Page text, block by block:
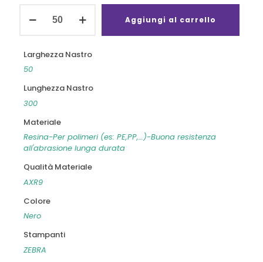
Nero
300m
Aggiungi al carrello
Larghezza Nastro
50
Lunghezza Nastro
300
Materiale
Resina-Per polimeri (es: PE,PP,…)-Buona resistenza
all'abrasione lunga durata
Qualità Materiale
AXR9
Colore
Nero
Stampanti
ZEBRA